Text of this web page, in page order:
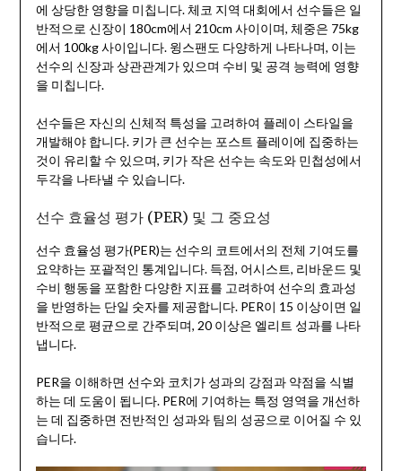
에 상당한 영향을 미칩니다. 체코 지역 대회에서 선수들은 일
반적으로 신장이 180cm에서 210cm 사이이며, 체중은 75kg
에서 100kg 사이입니다. 윙스팬도 다양하게 나타나며, 이는
선수의 신장과 상관관계가 있으며 수비 및 공격 능력에 영향
을 미칩니다.
선수들은 자신의 신체적 특성을 고려하여 플레이 스타일을
개발해야 합니다. 키가 큰 선수는 포스트 플레이에 집중하는
것이 유리할 수 있으며, 키가 작은 선수는 속도와 민첩성에서
두각을 나타낼 수 있습니다.
선수 효율성 평가 (PER) 및 그 중요성
선수 효율성 평가(PER)는 선수의 코트에서의 전체 기여도를
요약하는 포괄적인 통계입니다. 득점, 어시스트, 리바운드 및
수비 행동을 포함한 다양한 지표를 고려하여 선수의 효과성
을 반영하는 단일 숫자를 제공합니다. PER이 15 이상이면 일
반적으로 평균으로 간주되며, 20 이상은 엘리트 성과를 나타
냅니다.
PER을 이해하면 선수와 코치가 성과의 강점과 약점을 식별
하는 데 도움이 됩니다. PER에 기여하는 특정 영역을 개선하
는 데 집중하면 전반적인 성과와 팀의 성공으로 이어질 수 있
습니다.